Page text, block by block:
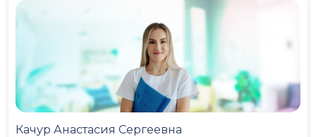
Качур Анастасия Сергеевна